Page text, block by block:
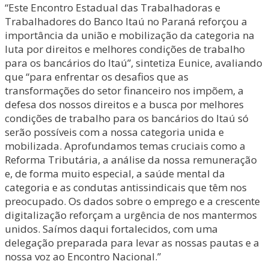
“Este Encontro Estadual das Trabalhadoras e
Trabalhadores do Banco Itaú no Paraná reforçou a
importância da união e mobilização da categoria na
luta por direitos e melhores condições de trabalho
para os bancários do Itaú”, sintetiza Eunice, avaliando
que “para enfrentar os desafios que as
transformações do setor financeiro nos impõem, a
defesa dos nossos direitos e a busca por melhores
condições de trabalho para os bancários do Itaú só
serão possíveis com a nossa categoria unida e
mobilizada. Aprofundamos temas cruciais como a
Reforma Tributária, a análise da nossa remuneração
e, de forma muito especial, a saúde mental da
categoria e as condutas antissindicais que têm nos
preocupado. Os dados sobre o emprego e a crescente
digitalização reforçam a urgência de nos mantermos
unidos. Saímos daqui fortalecidos, com uma
delegação preparada para levar as nossas pautas e a
nossa voz ao Encontro Nacional.”